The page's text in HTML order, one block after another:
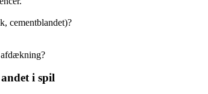
cementblandet)?
afdækning?
i spil